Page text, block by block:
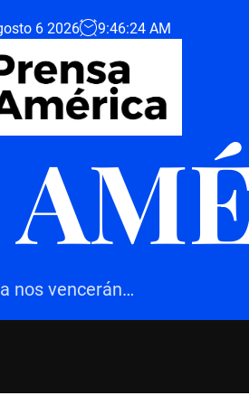
6 2026 9:46:26 AM
nos vencerán…